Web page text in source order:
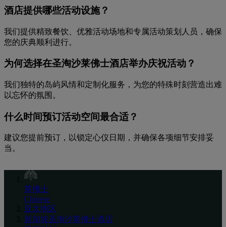
酒店提供哪些活动设施？
我们提供精致餐饮、优雅活动场地和专属活动策划人员，确保
您的庆典顺利进行。
为何选择在圣淘沙莱佛士酒店举办庆祝活动？
我们独特的岛屿风情和定制化服务，为您的特殊时刻营造出难
以忘怀的氛围。
什么时间预订活动空间最合适？
建议您提前预订，以锁定心仪日期，并确保各项细节安排妥
当。
莱佛士
Chinese
亚太地区
新加坡圣淘沙莱佛士酒店